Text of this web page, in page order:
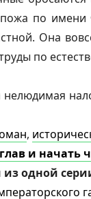
по имени
Она
по
нелюдимая
,
и начать
одной